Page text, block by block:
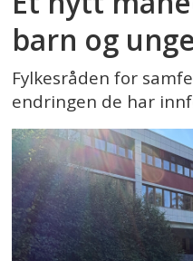
barn og unge
Fylkesråden for
endringen de har